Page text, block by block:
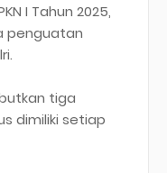
I Tahun 2025,
penguatan
tiga
dimiliki setiap